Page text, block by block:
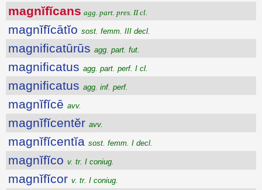
magnĭfĭcans agg. part. pres. II cl.
magnĭfĭcātĭo sost. femm. III decl.
magnificatūrūs agg. part. fut.
magnificatus agg. part. perf. I cl.
magnificatus agg. inf. perf.
magnĭfĭcē avv.
magnĭfĭcentĕr avv.
magnĭfĭcentĭa sost. femm. I decl.
magnĭfĭco v. tr. I coniug.
magnĭfĭcor v. tr. I coniug.